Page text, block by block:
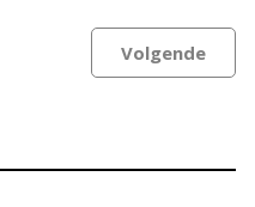
Volgende